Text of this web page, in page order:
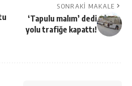
SONRAKI MAKALE
‘Tapulu malım’ dedi
yolu trafiğe kapattı!